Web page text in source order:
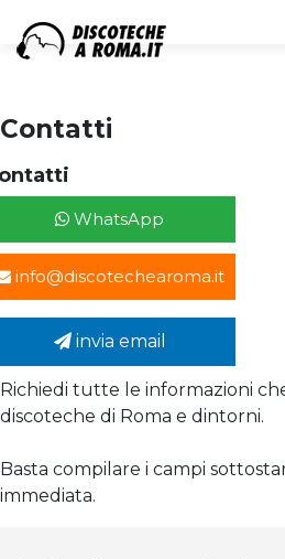
Contatti
WhatsApp
info@discotechearoma.it
invia email
Richiedi tutte le informazioni
discoteche di Roma e dintorni.
Basta compilare i campi
immediata.